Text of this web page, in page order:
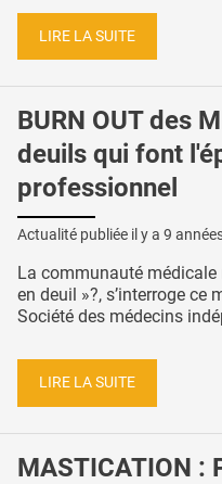
LIRE LA SUITE
BURN OUT des
deuils qui font
professionnel
Actualité publiée il y a 9
La communauté médicale
en deuil »?, s’interroge ce
Société des médecins
LIRE LA SUITE
MASTICATION :